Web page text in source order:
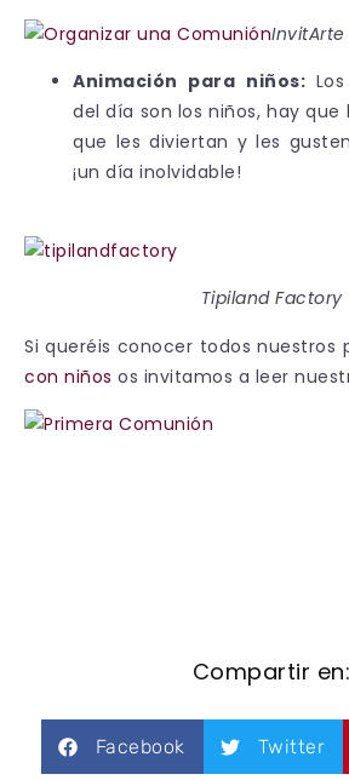
Animación para niños: Los
del día son los niños, hay
que les diviertan y les
¡un día inolvidable!
Tipiland Factory
Si queréis conocer todos nuestros
con niños os invitamos a leer
Compartir en:
Facebook Twitter